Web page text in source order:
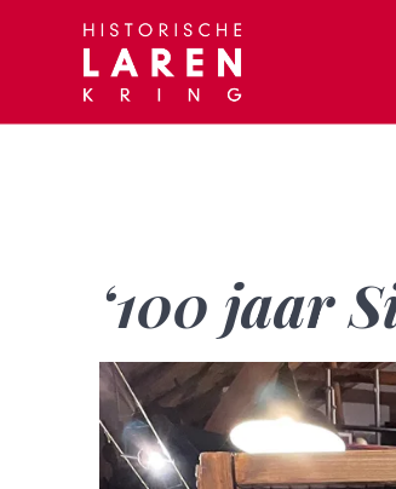
‘100 jaar